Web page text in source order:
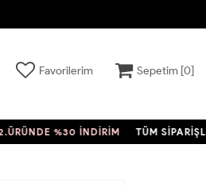
Favorilerim Sepetim [0]
%30 İNDİRİM TÜM